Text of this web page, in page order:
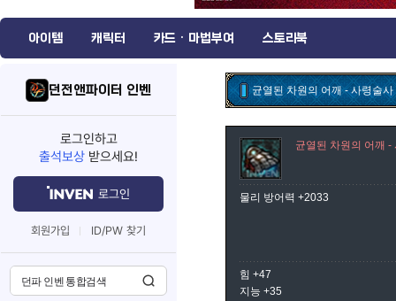
아이템 캐릭터 카드 · 마법부여 스토리북
던전앤파이터 인벤
로그인하고
출석보상 받으세요!
로그인
회원가입 ID/PW 찾기
균열된 차원의 어깨 - 사령술사
균열된 차원의 어깨 -
물리 방어력 +2033
힘 +47
지능 +35